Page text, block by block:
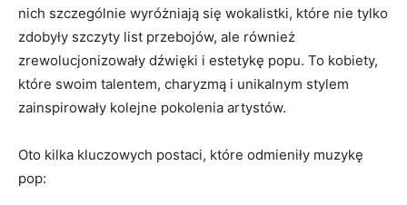
nich⁣ szczególnie wyróżniają się wokalistki, które‌ nie⁤ tylko
zdobyły szczyty⁣ list przebojów, ale również
‍zrewolucjonizowały dźwięki i estetykę ‍popu. To kobiety,
które swoim​ talentem, charyzmą i⁣ unikalnym stylem
zainspirowały kolejne⁤ pokolenia artystów.
Oto kilka kluczowych ⁢postaci, które ⁣odmieniły ⁤muzykę
pop: